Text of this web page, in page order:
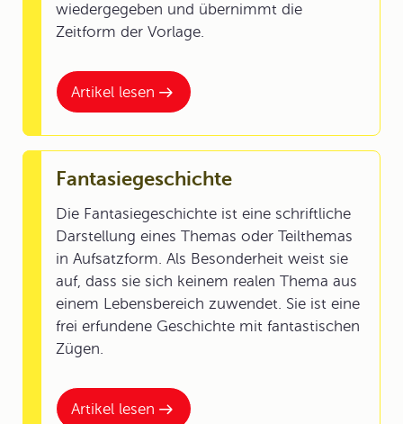
Artikel lesen
wiedergegeben und übernimmt die
Zeitform der Vorlage.
Artikel lesen
Fantasiegeschichte
Die Fantasiegeschichte ist eine schriftliche
Darstellung eines Themas oder Teilthemas
in Aufsatzform. Als Besonderheit weist sie
auf, dass sie sich keinem realen Thema aus
einem Lebensbereich zuwendet. Sie ist eine
frei erfundene Geschichte mit fantastischen
Zügen.